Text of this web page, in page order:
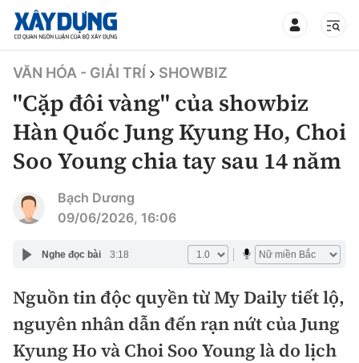
TIN BỘ XÂY DỰNG
CHUYÊN MỤC
Mới nhất
Thời sự
Chính trị
Xã hội
Xây dựng
Chỉ đạo điều hành
Giao thông
VĂN HÓA - GIẢI TRÍ SHOWBIZ
"Cặp đôi vàng" của showbiz
Hàn Quốc Jung Kyung Ho, Choi
Soo Young chia tay sau 14 năm
Bạch Dương
09/06/2026, 16:06
Nghe đọc bài 3:18
Nguồn tin độc quyền từ My Daily tiết lộ,
nguyên nhân dẫn đến rạn nứt của Jung
Kyung Ho và Choi Soo Young là do lịch